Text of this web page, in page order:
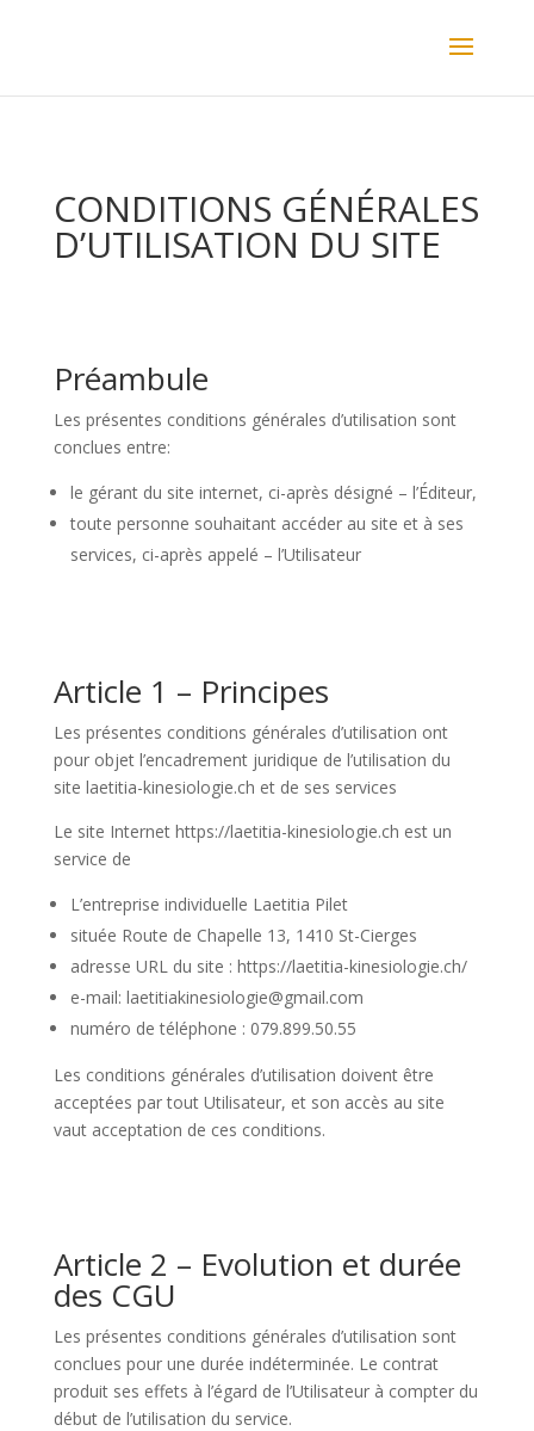
CONDITIONS GÉNÉRALES
D’UTILISATION DU SITE
Préambule
Les présentes conditions générales d’utilisation sont
conclues entre:
le gérant du site internet, ci-après désigné – l’Éditeur,
toute personne souhaitant accéder au site et à ses
services, ci-après appelé – l’Utilisateur
Article 1 – Principes
Les présentes conditions générales d’utilisation ont
pour objet l’encadrement juridique de l’utilisation du
site laetitia-kinesiologie.ch et de ses services
Le site Internet https://laetitia-kinesiologie.ch est un
service de
L’entreprise individuelle Laetitia Pilet
située Route de Chapelle 13, 1410 St-Cierges
adresse URL du site : https://laetitia-kinesiologie.ch/
e-mail: laetitiakinesiologie@gmail.com
numéro de téléphone : 079.899.50.55
Les conditions générales d’utilisation doivent être
acceptées par tout Utilisateur, et son accès au site
vaut acceptation de ces conditions.
Article 2 – Evolution et durée
des CGU
Les présentes conditions générales d’utilisation sont
conclues pour une durée indéterminée. Le contrat
produit ses effets à l’égard de l’Utilisateur à compter du
début de l’utilisation du service.